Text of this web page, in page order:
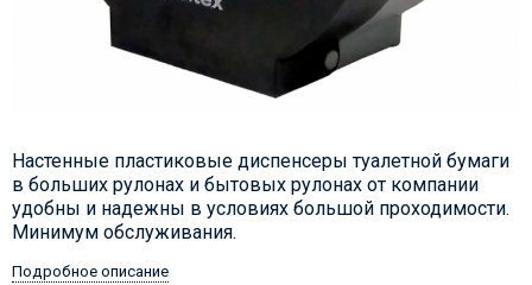
Настенные пластиковые диспенсеры туалетной бумаги
в больших рулонах и бытовых рулонах от компании
удобны и надежны в условиях большой проходимости.
Минимум обслуживания.
Подробное описание